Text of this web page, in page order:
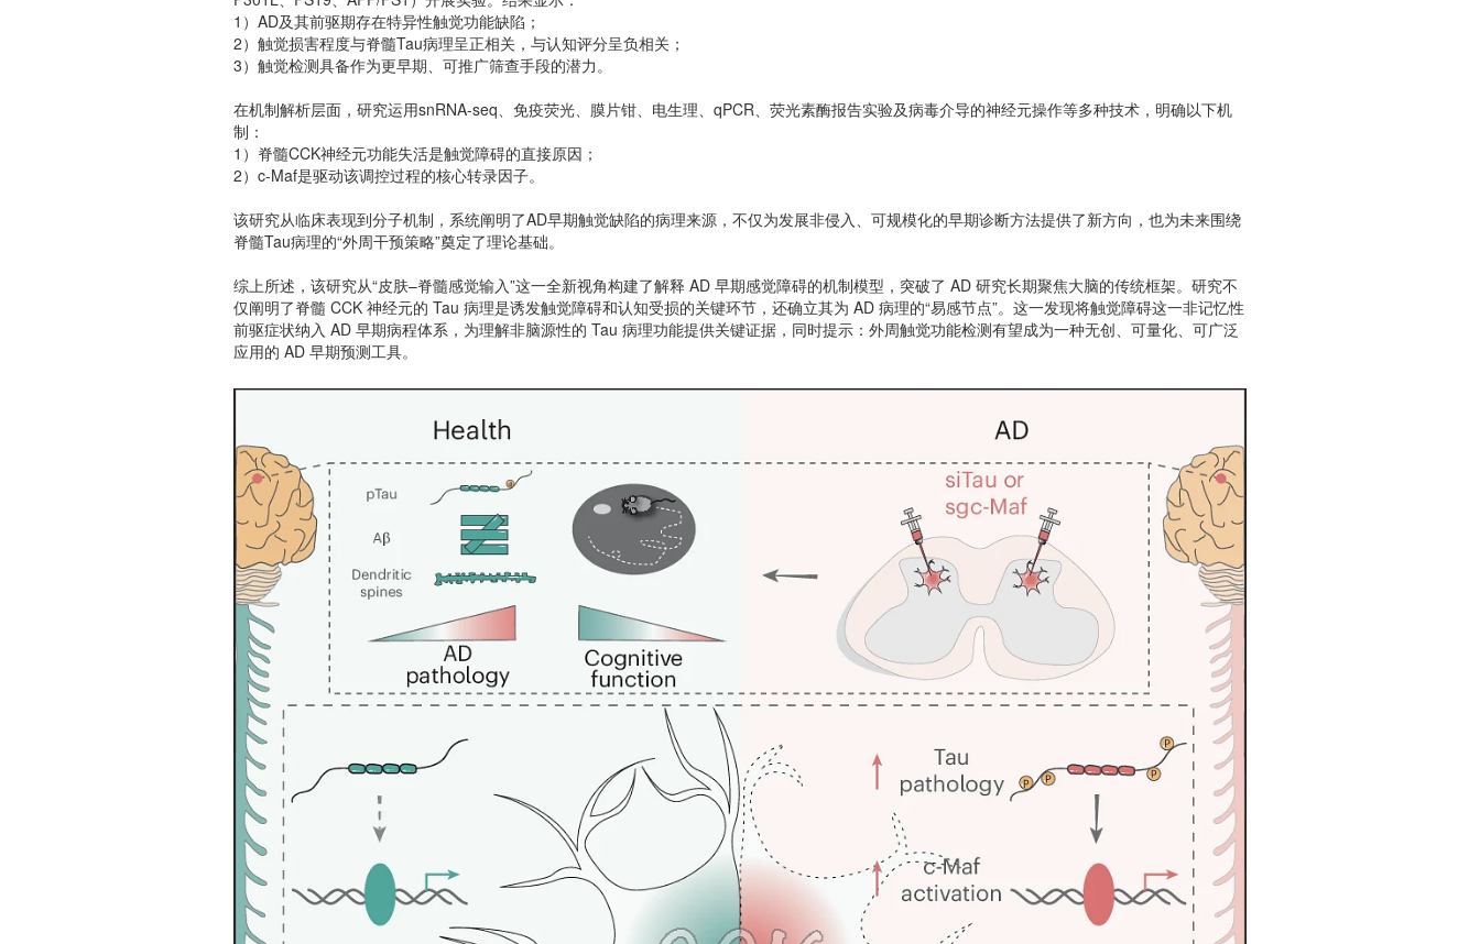
1）AD及其前驱期存在特异性触觉功能缺陷；
2）触觉损害程度与脊髓Tau病理呈正相关，与认知评分呈负相关；
3）触觉检测具备作为更早期、可推广筛查手段的潜力。
在机制解析层面，研究运用snRNA-seq、免疫荧光、膜片钳、电生理、qPCR、荧光素酶报告实验及病毒介导的神经元操作等多种技术，明确以下机
制：
1）脊髓CCK神经元功能失活是触觉障碍的直接原因；
2）c-Maf是驱动该调控过程的核心转录因子。
该研究从临床表现到分子机制，系统阐明了AD早期触觉缺陷的病理来源，不仅为发展非侵入、可规模化的早期诊断方法提供了新方向，也为未来围绕
脊髓Tau病理的“外周干预策略”奠定了理论基础。
综上所述，该研究从“皮肤–脊髓感觉输入”这一全新视角构建了解释 AD 早期感觉障碍的机制模型，突破了 AD 研究长期聚焦大脑的传统框架。研究不
仅阐明了脊髓 CCK 神经元的 Tau 病理是诱发触觉障碍和认知受损的关键环节，还确立其为 AD 病理的“易感节点”。这一发现将触觉障碍这一非记忆性
前驱症状纳入 AD 早期病程体系，为理解非脑源性的 Tau 病理功能提供关键证据，同时提示：外周触觉功能检测有望成为一种无创、可量化、可广泛
应用的 AD 早期预测工具。